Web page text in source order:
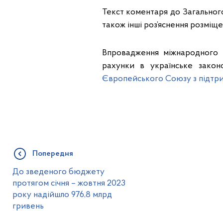
Текст коментаря до
також інші роз’яснення
Впровадження
рахунки в українське
Європейського Союзу з
Попередня
До зведеного бюджету
протягом січня – жовтня 2023
року надійшло 976,8 млрд
гривень